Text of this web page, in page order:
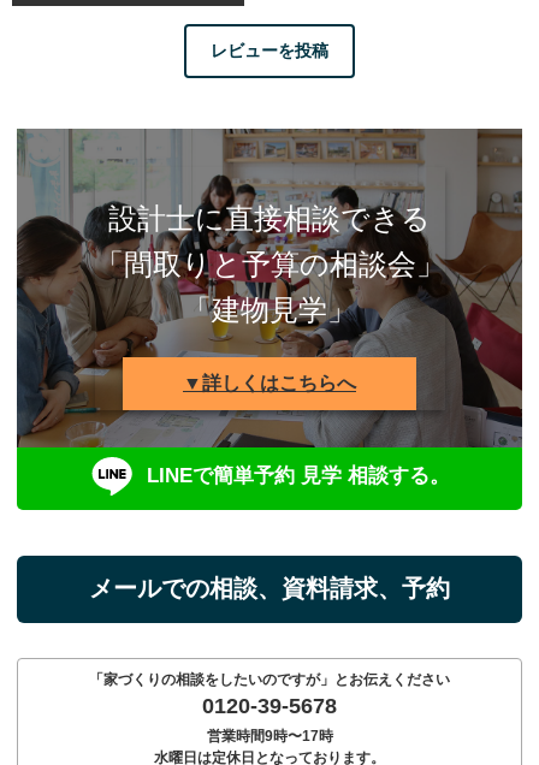
レビューを投稿
設計士に直接相談できる
「間取りと予算の相談会」
「建物見学」
▼詳しくはこちらへ
LINEで簡単予約 見学 相談する。
メールでの相談、資料請求、予約
「家づくりの相談をしたいのですが」とお伝えください
0120-39-5678
営業時間9時〜17時
水曜日は定休日となっております。